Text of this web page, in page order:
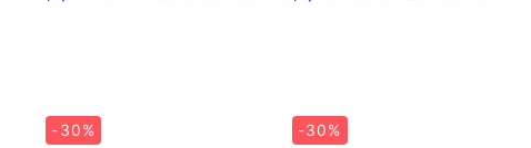
-30%
-30%